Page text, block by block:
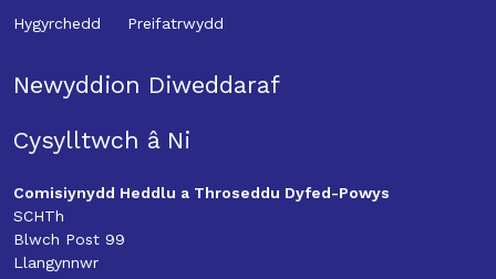
Hygyrchedd Preifatrwydd
Newyddion Diweddaraf
Cysylltwch â Ni
Comisiynydd Heddlu a Throseddu Dyfed-Powys
SCHTh
Blwch Post 99
Llangynnwr